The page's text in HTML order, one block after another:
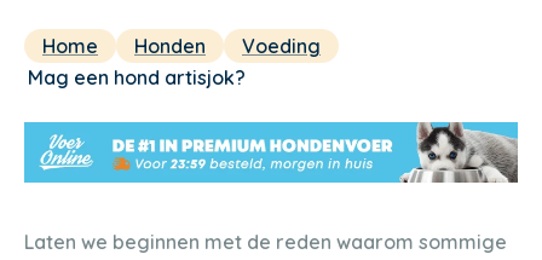
Home Honden
Voeding
Mag een hond artisjok?
Laten we beginnen met de reden waarom sommige